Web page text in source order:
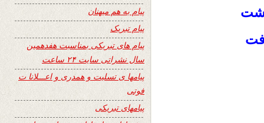
پیام به هم میهنان
پیام تبریک
پیام های تبریکی بمناسبت هفدهمین
سال نشراتی سایت ۲۴ ساعت
پیامها ی تسلیت و همدری و اعـــلانا ت
فوتی
پیامهای تبریکی